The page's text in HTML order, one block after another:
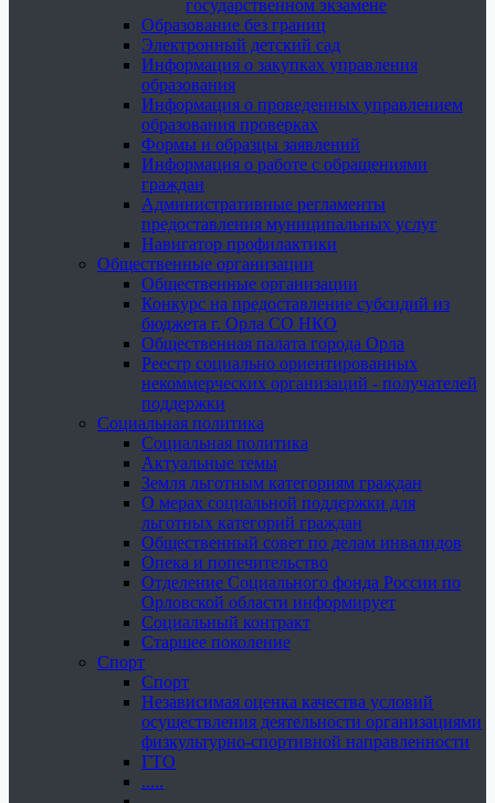
государственном экзамене
Образование без границ
Электронный детский сад
Информация о закупках управления
образования
Информация о проведенных управлением
образования проверках
Формы и образцы заявлений
Информация о работе с обращениями
граждан
Административные регламенты
предоставления муниципальных услуг
Навигатор профилактики
Общественные организации
Общественные организации
Конкурс на предоставление субсидий из
бюджета г. Орла СО НКО
Общественная палата города Орла
Реестр социально ориентированных
некоммерческих организаций - получателей
поддержки
Социальная политика
Социальная политика
Актуальные темы
Земля льготным категориям граждан
О мерах социальной поддержки для
льготных категорий граждан
Общественный совет по делам инвалидов
Опека и попечительство
Отделение Социального фонда России по
Орловской области информирует
Социальный контракт
Старшее поколение
Спорт
Спорт
Независимая оценка качества условий
осуществления деятельности организациями
физкультурно-спортивной направленности
ГТО
.....